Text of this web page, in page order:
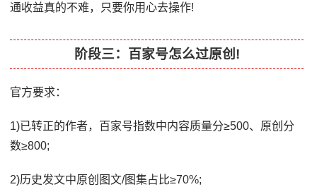
通收益真的不难，只要你用心去操作!
阶段三：百家号怎么过原创!
官方要求：
1)已转正的作者，百家号指数中内容质量分≥500、原创分
数≥800;
2)历史发文中原创图文/图集占比≥70%;